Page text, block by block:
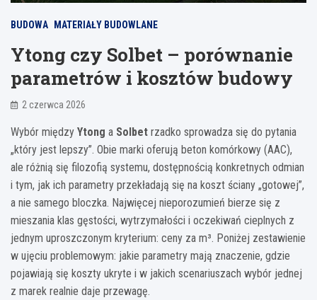
BUDOWA MATERIAŁY BUDOWLANE
Ytong czy Solbet – porównanie
parametrów i kosztów budowy
2 czerwca 2026
Wybór między Ytong a Solbet rzadko sprowadza się do pytania
„który jest lepszy”. Obie marki oferują beton komórkowy (AAC),
ale różnią się filozofią systemu, dostępnością konkretnych odmian
i tym, jak ich parametry przekładają się na koszt ściany „gotowej”,
a nie samego bloczka. Najwięcej nieporozumień bierze się z
mieszania klas gęstości, wytrzymałości i oczekiwań cieplnych z
jednym uproszczonym kryterium: ceny za m³. Poniżej zestawienie
w ujęciu problemowym: jakie parametry mają znaczenie, gdzie
pojawiają się koszty ukryte i w jakich scenariuszach wybór jednej
z marek realnie daje przewagę.